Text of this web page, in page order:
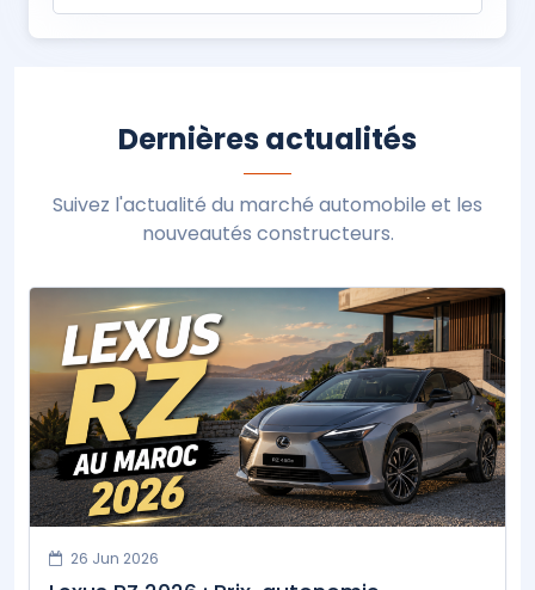
Dernières actualités
Suivez l'actualité du marché automobile et les
nouveautés constructeurs.
26 Jun 2026